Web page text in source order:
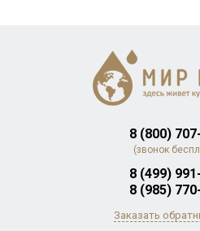
8 (800)
(звонок
8 (499)
8 (985)
Заказать